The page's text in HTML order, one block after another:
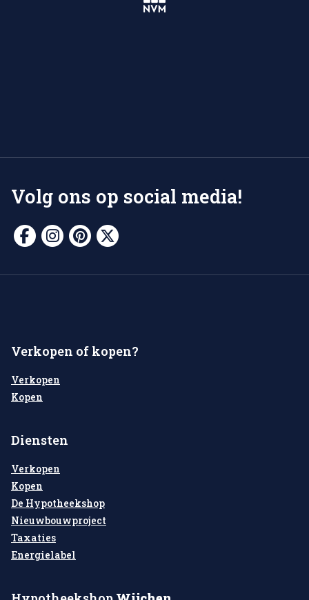
Volg ons op social media!
Verkopen of kopen?
Verkopen
Kopen
Diensten
Verkopen
Kopen
De Hypotheekshop
Nieuwbouwproject
Taxaties
Energielabel